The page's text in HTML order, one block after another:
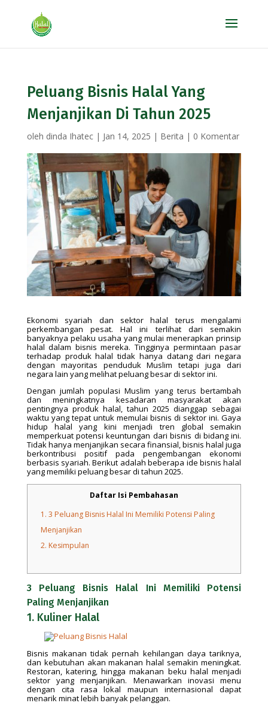
Peluang Bisnis Halal Yang
Menjanjikan Di Tahun 2025
oleh dinda Ihatec| Jan 14, 2025 | Berita | 0 Komentar
Ekonomi syariah dan sektor halal terus mengalami
perkembangan pesat. Hal ini terlihat dari semakin
banyaknya pelaku usaha yang mulai menerapkan prinsip
halal dalam bisnis mereka. Tingginya permintaan pasar
terhadap produk halal tidak hanya datang dari negara
dengan mayoritas penduduk Muslim tetapi juga dari
negara lain yang melihat peluang besar di sektor ini.
Dengan jumlah populasi Muslim yang terus bertambah
dan meningkatnya kesadaran masyarakat akan
pentingnya produk halal, tahun 2025 dianggap sebagai
waktu yang tepat untuk memulai bisnis di sektor ini. Gaya
hidup halal yang kini menjadi tren global semakin
memperkuat potensi keuntungan dari bisnis di bidang ini.
Tidak hanya menjanjikan secara finansial, bisnis halal juga
berkontribusi positif pada pengembangan ekonomi
berbasis syariah. Berikut adalah beberapa ide bisnis halal
yang memiliki peluang besar di tahun 2025.
Daftar Isi Pembahasan
1. 3 Peluang Bisnis Halal Ini Memiliki Potensi Paling
Menjanjikan
2. Kesimpulan
3 Peluang Bisnis Halal Ini Memiliki Potensi
Paling Menjanjikan
1. Kuliner Halal
Bisnis makanan tidak pernah kehilangan daya tariknya,
dan kebutuhan akan makanan halal semakin meningkat.
Restoran, katering, hingga makanan beku halal menjadi
sektor yang menjanjikan. Menawarkan inovasi menu
dengan cita rasa lokal maupun internasional dapat
menarik minat lebih banyak pelanggan.